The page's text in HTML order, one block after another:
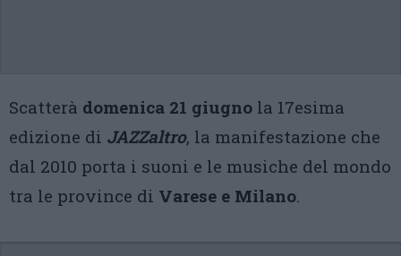
Scatterà domenica 21 giugno la 17esima
edizione di JAZZaltro, la manifestazione che
dal 2010 porta i suoni e le musiche del mondo
tra le province di Varese e Milano.